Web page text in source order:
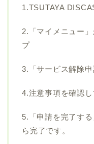
1.TSUTAYA
2.「マイメニュー
プ
3.「サービス解除
4.注意事項を確認
5.「申請を完了す
ら完了です。